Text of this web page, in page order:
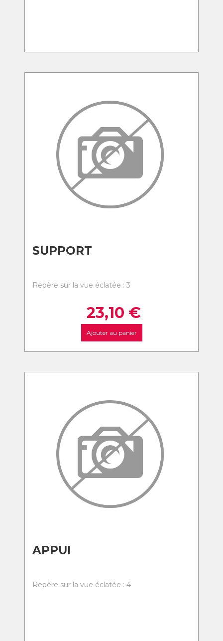
SUPPORT
Repère sur la vue éclatée : 3
23,10 €
Ajouter au panier
APPUI
Repère sur la vue éclatée : 4